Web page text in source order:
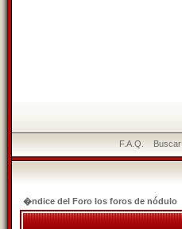
F.A.Q. Buscar
�ndice del Foro los foros de nódulo